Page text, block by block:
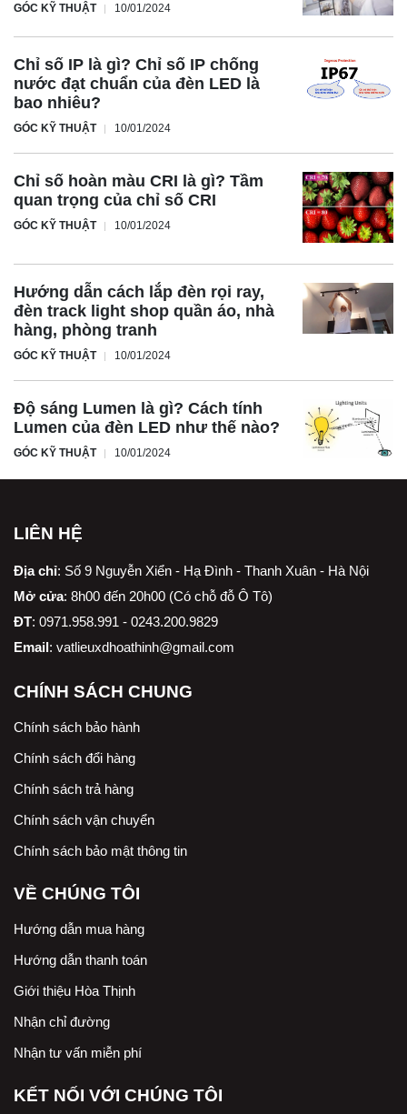
GÓC KỸ THUẬT 10/01/2024
Chỉ số IP là gì? Chỉ số IP chống
nước đạt chuẩn của đèn LED là
bao nhiêu?
GÓC KỸ THUẬT 10/01/2024
Chỉ số hoàn màu CRI là gì? Tầm
quan trọng của chỉ số CRI
GÓC KỸ THUẬT 10/01/2024
Hướng dẫn cách lắp đèn rọi ray,
đèn track light shop quần áo, nhà
hàng, phòng tranh
GÓC KỸ THUẬT 10/01/2024
Độ sáng Lumen là gì? Cách tính
Lumen của đèn LED như thế nào?
GÓC KỸ THUẬT 10/01/2024
LIÊN HỆ
Địa chỉ: Số 9 Nguyễn Xiển - Hạ Đình - Thanh Xuân - Hà Nội
Mở cửa: 8h00 đến 20h00 (Có chỗ đỗ Ô Tô)
ĐT: 0971.958.991 - 0243.200.9829
Email: vatlieuxdhoathinh@gmail.com
CHÍNH SÁCH CHUNG
Chính sách bảo hành
Chính sách đổi hàng
Chính sách trả hàng
Chính sách vận chuyển
Chính sách bảo mật thông tin
VỀ CHÚNG TÔI
Hướng dẫn mua hàng
Hướng dẫn thanh toán
Giới thiệu Hòa Thịnh
Nhận chỉ đường
Nhận tư vấn miễn phí
KẾT NỐI VỚI CHÚNG TÔI